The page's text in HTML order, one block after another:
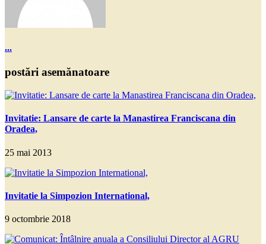
...
postări asemănatoare
Invitatie: Lansare de carte la Manastirea Franciscana din
Oradea,
25 mai 2013
Invitatie la Simpozion International,
9 octombrie 2018